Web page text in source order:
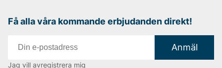
Få alla våra kommande erbjudanden direkt!
Anmäl
Jag vill avregistrera mig